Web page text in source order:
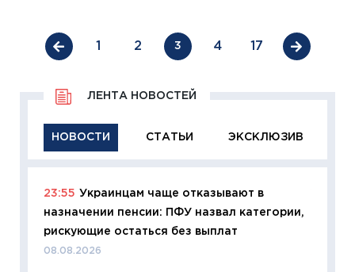
1 2 3 4 17
НОВОСТИ СТАТЬИ ЭКСКЛЮЗИВ
ЛЕНТА НОВОСТЕЙ
23:55 Украинцам чаще отказывают в
назначении пенсии: ПФУ назвал категории,
рискующие остаться без выплат
08.08.2026